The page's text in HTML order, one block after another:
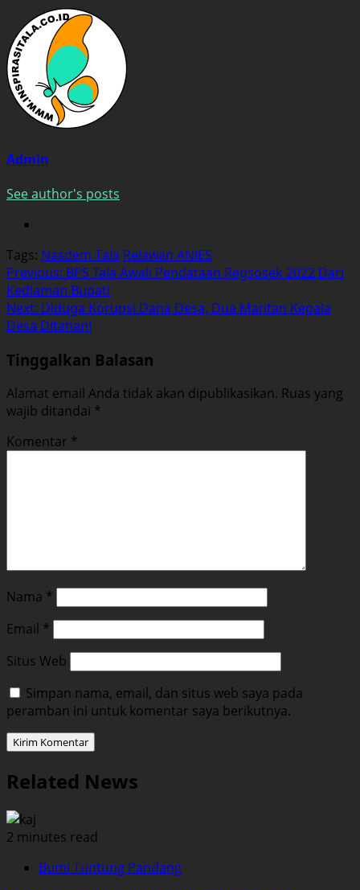
Admin
See author's posts
Tags: Nasdem Tala Relawan ANIES
Post
navigation
Previous: BPS Tala Awali Pendataan Regsosek 2022 Dari
Kediaman Bupati
Next: Diduga Korupsi Dana Desa, Dua Mantan Kepala
Desa Ditahan!
Tinggalkan Balasan
Alamat email Anda tidak akan dipublikasikan. Ruas yang
wajib ditandai *
Komentar *
Nama *
Email *
Situs Web
Simpan nama, email, dan situs web saya pada
peramban ini untuk komentar saya berikutnya.
Related News
2 minutes read
Bumi Tuntung Pandang